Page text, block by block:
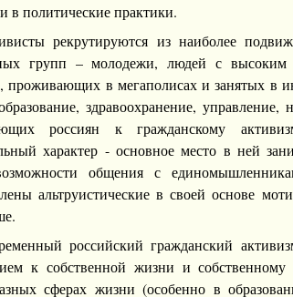
в политические практики.
рекрутируются из наиболее
групп – молодежи, людей с высоким
проживающих в мегаполисах и занятых в
здравоохранение,
россиян к гражданскому
характер - основное место в ней
общения с
альтруистические в своей основе
российский гражданский
к собственной жизни и
сферах жизни (особенно в